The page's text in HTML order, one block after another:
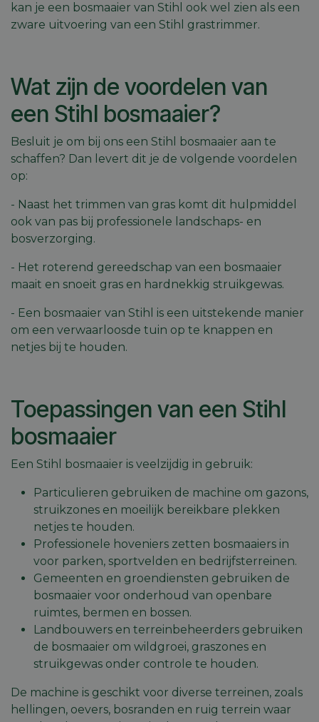
kan je een bosmaaier van Stihl ook wel zien als een
zware uitvoering van een Stihl grastrimmer.
Wat zijn de voordelen van
een Stihl bosmaaier?
Besluit je om bij ons een Stihl bosmaaier aan te
schaffen? Dan levert dit je de volgende voordelen
op:
- Naast het trimmen van gras komt dit hulpmiddel
ook van pas bij professionele landschaps- en
bosverzorging.
- Het roterend gereedschap van een bosmaaier
maait en snoeit gras en hardnekkig struikgewas.
- Een bosmaaier van Stihl is een uitstekende manier
om een verwaarloosde tuin op te knappen en
netjes bij te houden.
Toepassingen van een Stihl
bosmaaier
Een Stihl bosmaaier is veelzijdig in gebruik:
Particulieren gebruiken de machine om gazons,
struikzones en moeilijk bereikbare plekken
netjes te houden.
Professionele hoveniers zetten bosmaaiers in
voor parken, sportvelden en bedrijfsterreinen.
Gemeenten en groendiensten gebruiken de
bosmaaier voor onderhoud van openbare
ruimtes, bermen en bossen.
Landbouwers en terreinbeheerders gebruiken
de bosmaaier om wildgroei, graszones en
struikgewas onder controle te houden.
De machine is geschikt voor diverse terreinen, zoals
hellingen, oevers, bosranden en ruig terrein waar